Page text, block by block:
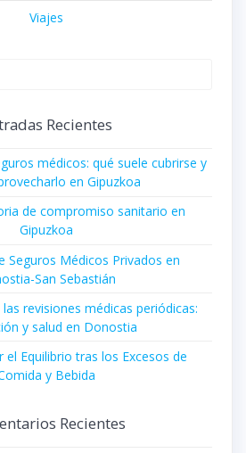
Viajes
Recientes
médicos: qué suele cubrirse y
en Gipuzkoa
de compromiso sanitario en
Gipuzkoa
Seguros Médicos Privados en
San Sebastián
revisiones médicas periódicas:
y salud en Donostia
el Equilibrio tras los Excesos de
y Bebida
Recientes